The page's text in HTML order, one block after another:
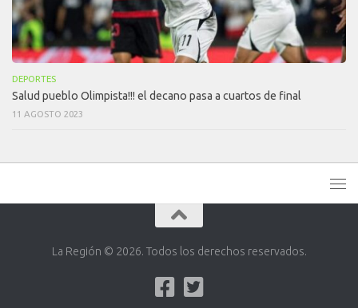
DEPORTES
Salud pueblo Olimpista!!! el decano pasa a cuartos de final
11 AGOSTO 2023
La Región © 2026. Todos los derechos reservados.